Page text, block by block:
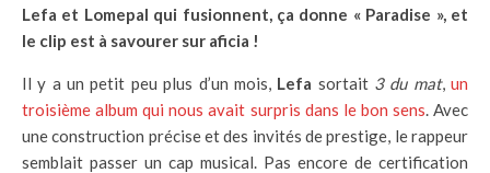
Lefa et Lomepal qui fusionnent, ça donne « Paradise », et
le clip est à savourer sur aficia !
Il y a un petit peu plus d’un mois,Lefa sortait 3 du mat,un
troisième album qui nous avait surpris dans le bon sens. Avec
une construction précise et des invités de prestige, le rappeur
semblait passer un cap musical. Pas encore de certification